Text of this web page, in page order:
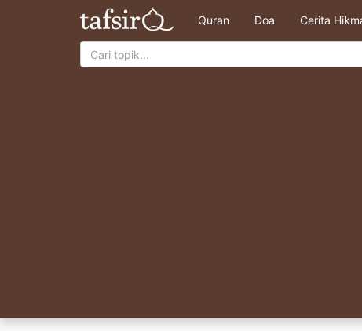
Quran Doa Cerita